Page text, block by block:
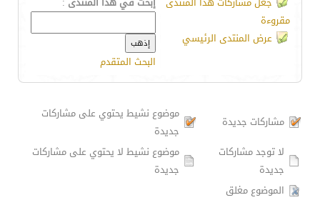
مقروءة
عرض المنتدى الرئيسي
البحث المتقدم
مشاركات جديدة
موضوع نشيط يحتوي على مشاركات
جديدة
لا توجد مشاركات
جديدة
موضوع نشيط لا يحتوي على مشاركات
جديدة
الموضوع مغلق